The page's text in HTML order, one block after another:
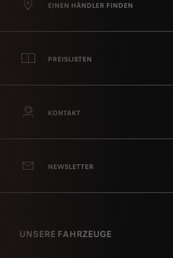
EINEN HÄNDLER FINDEN
PREISLISTEN
KONTAKT
NEWSLETTER
UNSERE FAHRZEUGE